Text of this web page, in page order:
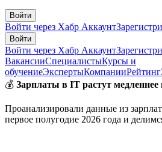
Войти
Войти через Хабр Аккаунт
Войти
Войти через Хабр Аккаунт
ВакансииСпециалистыКурсы и
обучениеЭкспертыКомпанииРейтинг
💰 Зарплаты в IT растут
Проанализировали данные из
первое полугодие 2026 года и